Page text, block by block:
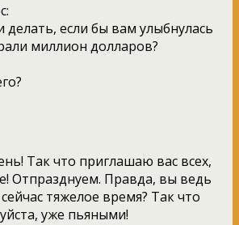
если бы вам улыбнулась
миллион долларов?
Так что приглашаю вас всех,
Отпразднуем. Правда, вы ведь
тяжелое время? Так что
уже пьяными!